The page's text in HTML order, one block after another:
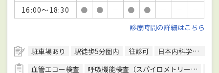
16:00～18:30
● ● － ● ● － －
－
診療時間の詳細はこちら
駐車場あり 駅徒歩5分圏内 往診可
日本内科学会総合内科専門医
血管エコー検査
呼吸機能検査（スパイロメトリー）